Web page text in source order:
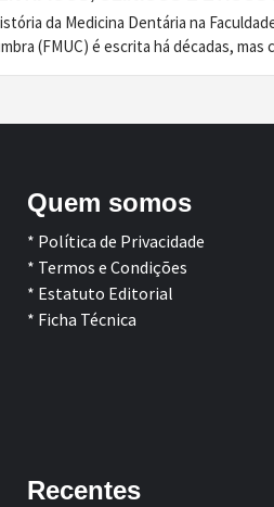
da Medicina Dentária na
(FMUC) é escrita há décadas, mas
Quem somos
* Política de Privacidade
* Termos e Condições
* Estatuto Editorial
* Ficha Técnica
Recentes